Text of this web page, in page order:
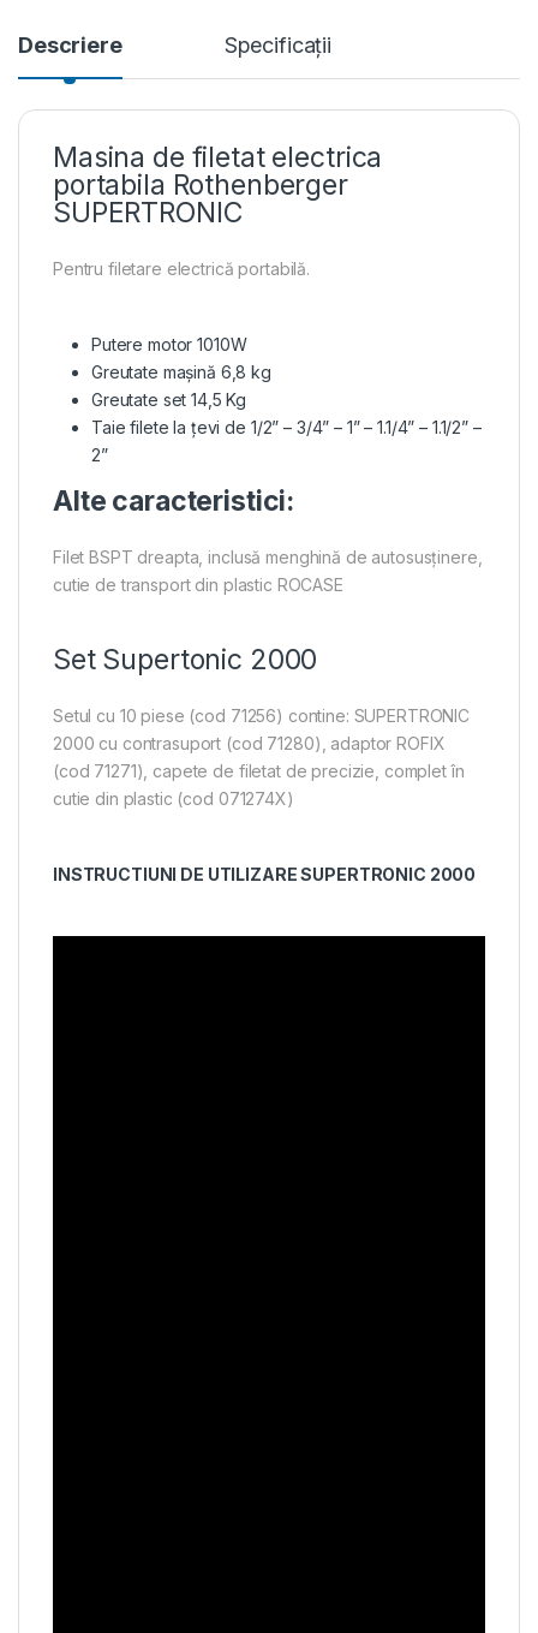
Descriere Specificații
Masina de filetat electrica
portabila Rothenberger
SUPERTRONIC
Pentru filetare electrică portabilă.
Putere motor 1010W
Greutate mașină 6,8 kg
Greutate set 14,5 Kg
Taie filete la ţevi de 1/2” – 3/4” – 1” – 1.1/4” – 1.1/2” –
2”
Alte caracteristici:
Filet BSPT dreapta, inclusă menghină de autosusţinere,
cutie de transport din plastic ROCASE
Set Supertonic 2000
Setul cu 10 piese (cod 71256) contine: SUPERTRONIC
2000 cu contrasuport (cod 71280), adaptor ROFIX
(cod 71271), capete de filetat de precizie, complet în
cutie din plastic (cod 071274X)
INSTRUCTIUNI DE UTILIZARE SUPERTRONIC 2000